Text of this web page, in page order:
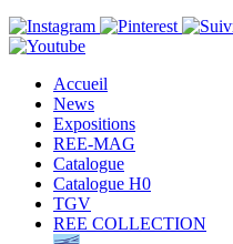
Accueil
News
Expositions
REE-MAG
Catalogue
Catalogue H0
TGV
REE COLLECTION